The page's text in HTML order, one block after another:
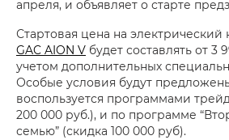
апреля, и объявляет о старте
Стартовая цена на электрический
GAC AION V будет составлять от 3
учетом дополнительных
Особые условия будут
воспользуется программами
200 000 руб.), и по программе
семью” (скидка 100 000 руб).